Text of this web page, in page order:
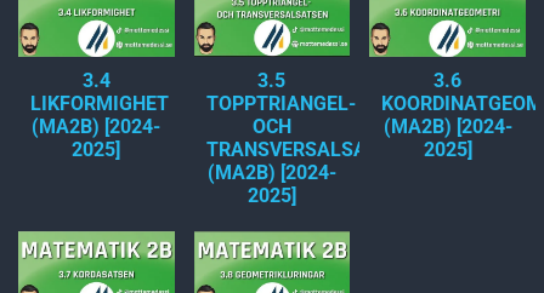
3.4
LIKFORMIGHET
(MA2B) [2024-
2025]
3.5
TOPPTRIANGEL-
OCH
TRANSVERSALSATSEN
(MA2B) [2024-
2025]
3.6
(MA2B) [2024-
2025]